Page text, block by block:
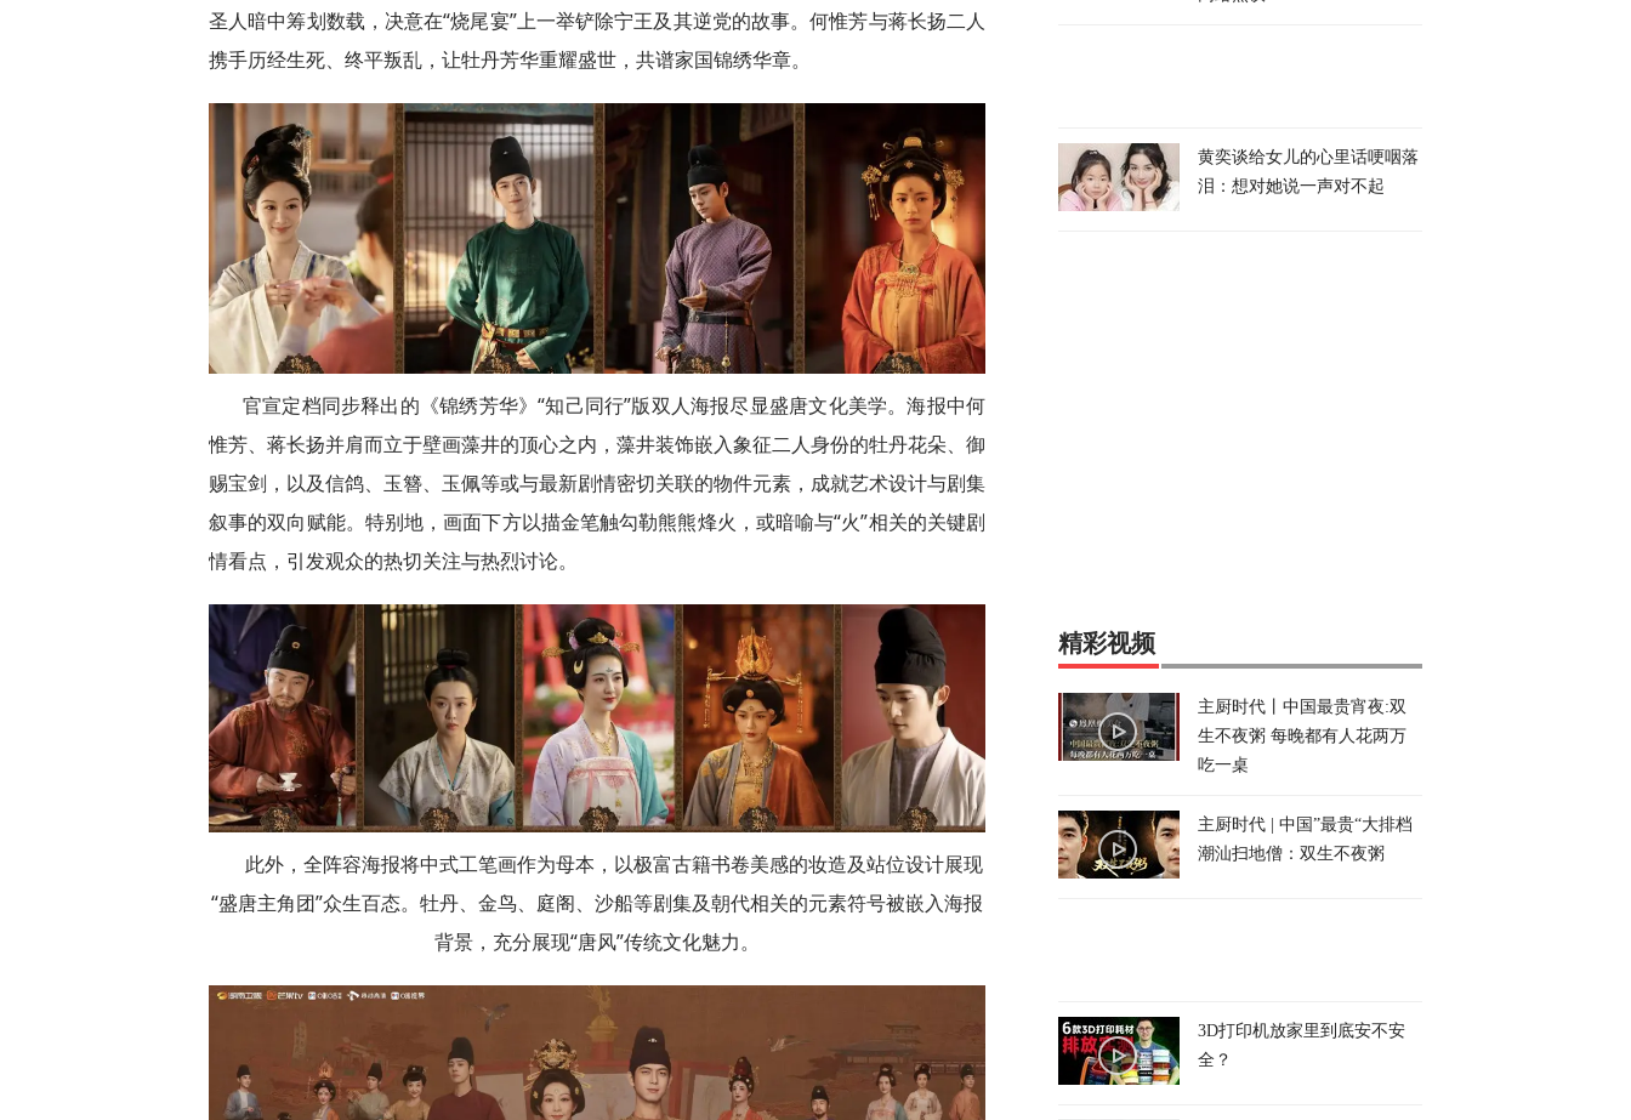
圣人暗中筹划数载，决意在“烧尾宴”上一举铲除宁王及其逆党的故事。何惟芳与蒋长扬二人
携手历经生死、终平叛乱，让牡丹芳华重耀盛世，共谱家国锦绣华章。
官宣定档同步释出的《锦绣芳华》“知己同行”版双人海报尽显盛唐文化美学。海报中何
惟芳、蒋长扬并肩而立于壁画藻井的顶心之内，藻井装饰嵌入象征二人身份的牡丹花朵、御
赐宝剑，以及信鸽、玉簪、玉佩等或与最新剧情密切关联的物件元素，成就艺术设计与剧集
叙事的双向赋能。特别地，画面下方以描金笔触勾勒熊熊烽火，或暗喻与“火”相关的关键剧
情看点，引发观众的热切关注与热烈讨论。
此外，全阵容海报将中式工笔画作为母本，以极富古籍书卷美感的妆造及站位设计展现
“盛唐主角团”众生百态。牡丹、金鸟、庭阁、沙船等剧集及朝代相关的元素符号被嵌入海报
背景，充分展现“唐风”传统文化魅力。
黄奕谈给女儿的心里话哽咽落
泪：想对她说一声对不起
精彩视频
主厨时代丨中国最贵宵夜:双
生不夜粥 每晚都有人花两万
吃一桌
主厨时代 | 中国”最贵“大排档
潮汕扫地僧：双生不夜粥
3D打印机放家里到底安不安
全？